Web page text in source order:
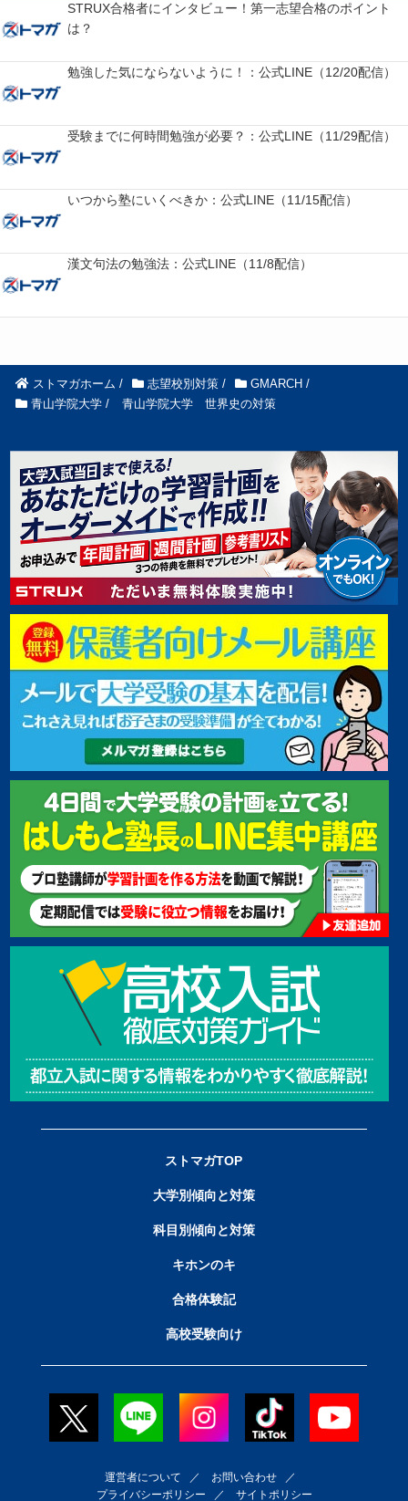
STRUX合格者にインタビュー！第一志望合格のポイント
は？
勉強した気にならないように！：公式LINE（12/20配信）
受験までに何時間勉強が必要？：公式LINE（11/29配信）
いつから塾にいくべきか：公式LINE（11/15配信）
漢文句法の勉強法：公式LINE（11/8配信）
ストマガホーム / 志望校別対策 / GMARCH /
青山学院大学 / 青山学院大学 世界史の対策
ストマガTOP
大学別傾向と対策
科目別傾向と対策
キホンのキ
合格体験記
高校受験向け
運営者について ／ お問い合わせ／
プライバシーポリシー ／ サイトポリシー